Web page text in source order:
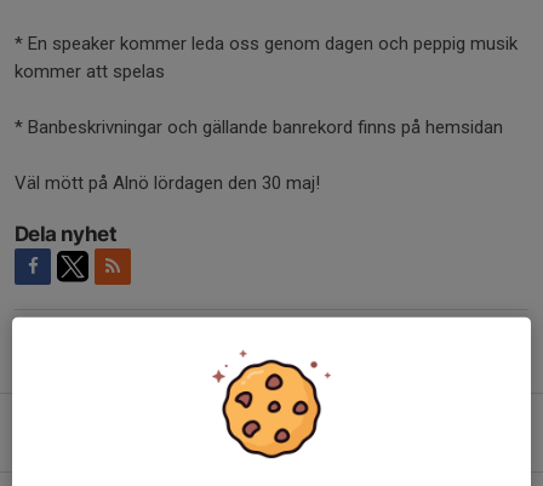
* En speaker kommer leda oss genom dagen och peppig musik
kommer att spelas
* Banbeskrivningar och gällande banrekord finns på hemsidan
Väl mött på Alnö lördagen den 30 maj!
Dela nyhet
Glad midsommar!